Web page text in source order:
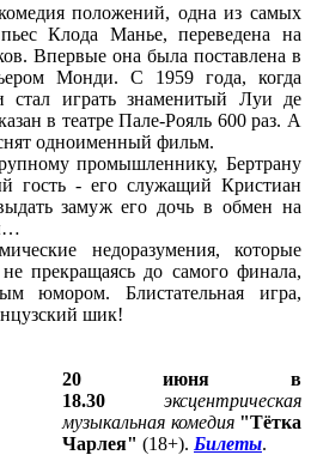
положений, одна из самых
Клода Манье, переведена на
Впервые она была поставлена в
Монди. С 1959 года, когда
стал играть знаменитый Луи де
в театре Пале-Рояль 600 раз. А
одноименный фильм.
промышленнику, Бертрану
гость - его служащий Кристиан
замуж его дочь в обмен на
недоразумения, которые
прекращаясь до самого финала,
юмором. Блистательная игра,
шик!
20 июня в
18.30
эксцентрическая
музыкальная комедия "Тётка
Чарлея" (18+). Билеты.